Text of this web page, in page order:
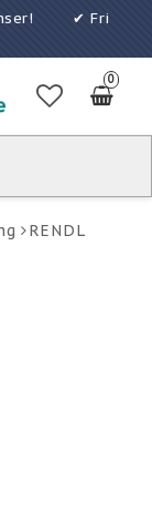
✔ Fri
0
RENDL